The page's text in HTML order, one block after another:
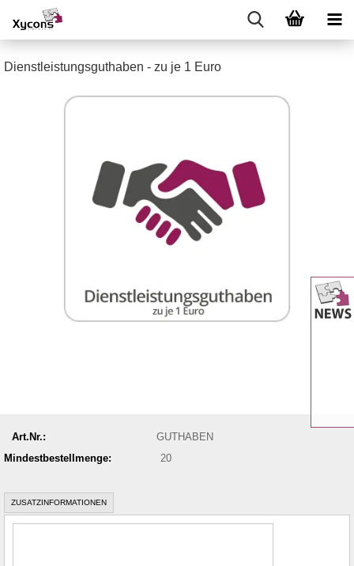
Dienstleistungsguthaben - zu je 1 Euro
Art.Nr.:
GUTHABEN
Mindestbestellmenge:
20
ZUSATZINFORMATIONEN